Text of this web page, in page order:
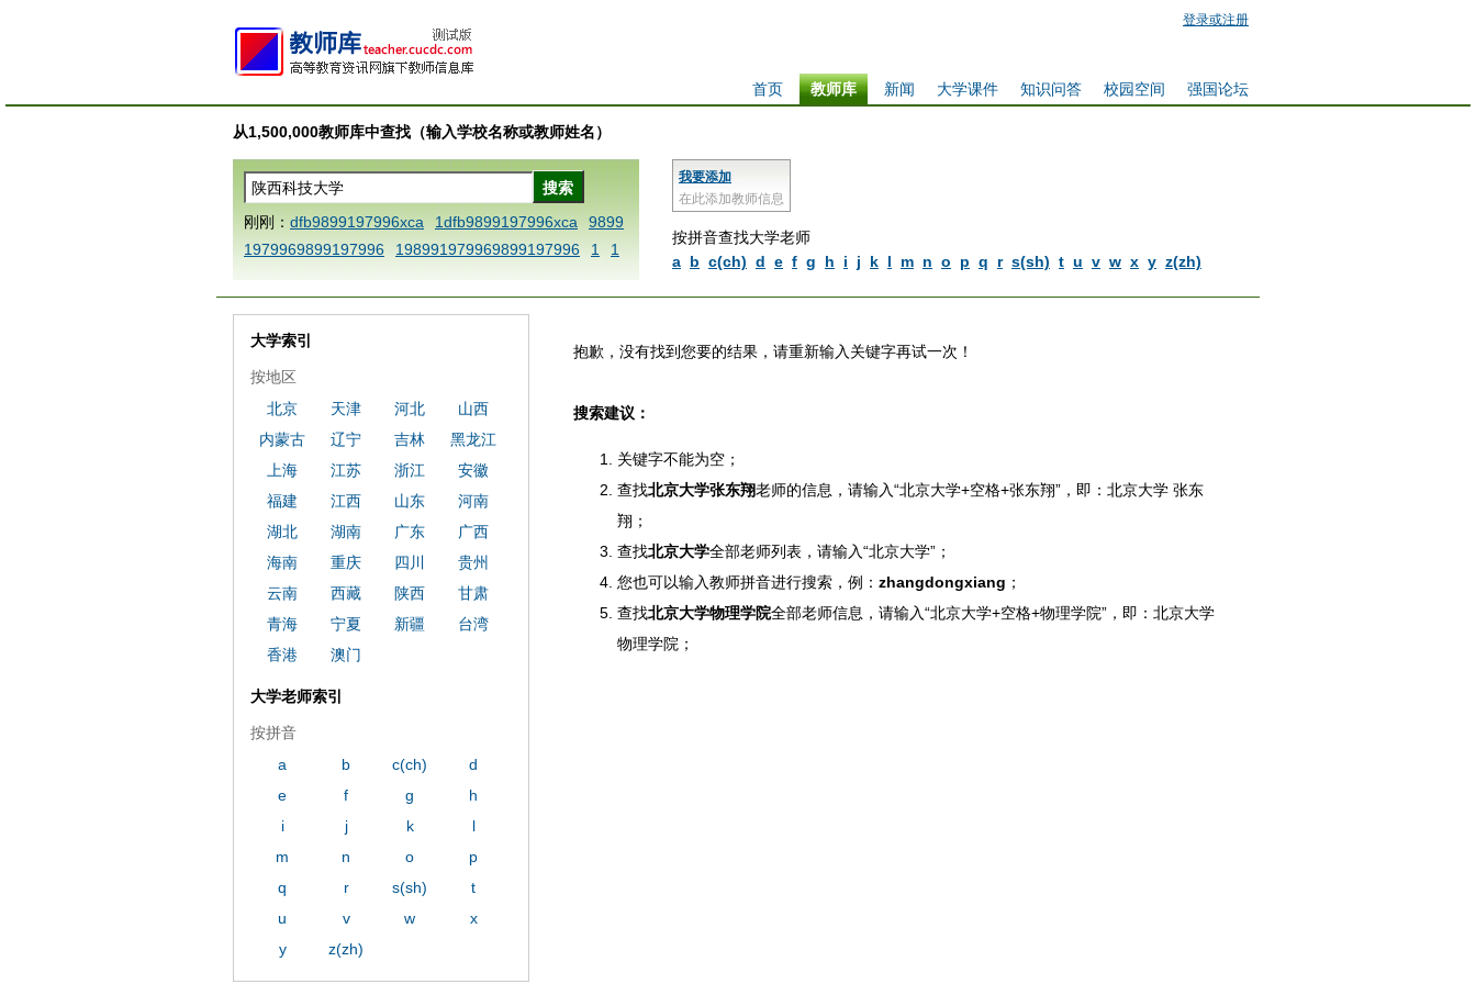
登录或注册
强国论坛
校园空间
知识问答
大学课件
新闻
教师库
首页
从1,500,000教师库中查找（输入学校名称或教师姓名）
我要添加
在此添加教师信息
按拼音查找大学老师
a b c(ch) d e f g h i j k l m n o p q r s(sh) t u v w x y z(zh)
刚刚： dfb9899197996xca 1dfb9899197996xca
9899
1979969899197996
198991979969899197996 1
1
AAABBBCCCdefine blablaenddefine dfbxyzendtemplat
1dfbmath key98991 methodmultiply operand97996x
1dfbxca12
3
1dfbzzzzzzzzbbbccccdddeeexcareplacezo
b 9899197996 xca
AAABBBCCCdefine blablaenddefin
e dfbxyzendtemplate dfbCCCBBBAAA
7996x
dfbabctitlexca
dfbmath key98991 methodmulti
ply operand97996xca
dfbsetx9899197996xxca
抱歉，没有找到您要的结果，请重新输入关键字再试一次！
搜索建议：
关键字不能为空；
查找北京大学张东翔老师的信息，请输入“北京大学+空格+张东翔”，即：北京大学 张东
翔；
查找北京大学全部老师列表，请输入“北京大学”；
您也可以输入教师拼音进行搜索，例： zhangdongxiang ；
查找北京大学物理学院全部老师信息，请输入“北京大学+空格+物理学院”，即：北京大学
物理学院；
大学索引
按地区
北京
天津 河北
山西
内蒙古
辽宁 吉林
黑龙江
上海
江苏 浙江
安徽
福建
江西 山东
河南
湖北
湖南 广东
广西
海南
重庆 四川
贵州
云南
西藏 陕西
甘肃
青海
宁夏 新疆
台湾
香港
澳门
大学老师索引
按拼音
a
b c(ch)
d
e
f g
h
i
j k
l
m
n o
p
q
r s(sh)
t
u
v w
x
y
z(zh)